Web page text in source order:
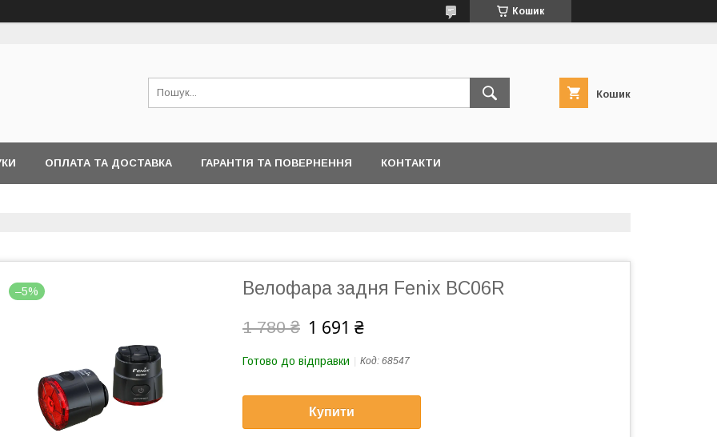
Кошик
Кошик
ОПЛАТА ТА ДОСТАВКА ГАРАНТІЯ ТА ПОВЕРНЕННЯ КОНТАКТИ
–5% Велофара задня Fenix BC06R
1 780 ₴ 1 691 ₴
Готово до відправки Код: 68547
Купити